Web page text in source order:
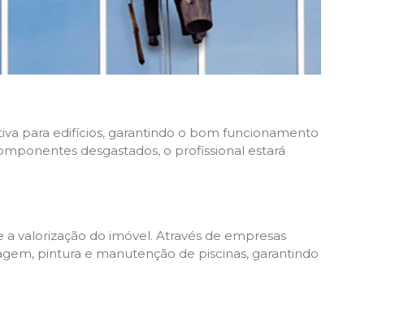
para edifícios, garantindo o bom funcionamento
desgastados, o profissional estará
valorização do imóvel. Através de empresas
pintura e manutenção de piscinas, garantindo